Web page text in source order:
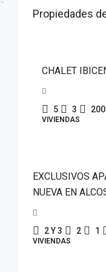
Propiedades
CHALET
5 3 200
VIVIENDAS
EXCLUSIVOS
NUEVA EN
2 Y 3 2 1
VIVIENDAS